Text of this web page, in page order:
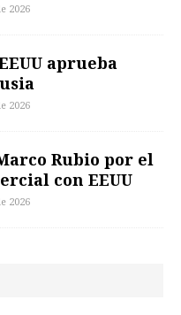
2026
aprueba
2026
Rubio por el
con EEUU
2026